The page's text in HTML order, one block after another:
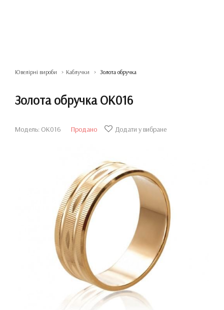
Ювелірні вироби Каблучки Золота обручка
Золота обручка ОК016
Модель: ОК016 Продано Додати у вибране